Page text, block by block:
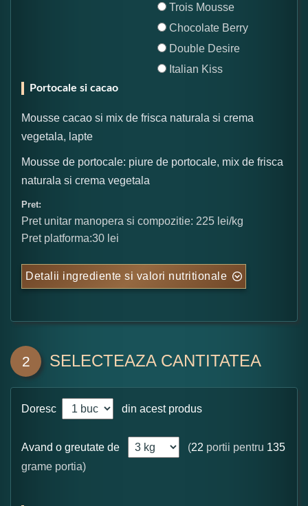
Trois Mousse
Chocolate Berry
Double Desire
Italian Kiss
Portocale si cacao
Mousse cacao si mix de frisca naturala si crema
vegetala, lapte
Mousse de portocale: piure de portocale, mix de frisca
naturala si crema vegetala
Pret:
Pret unitar manopera si compozitie: 225 lei/kg
Pret platforma:30 lei
Detalii ingrediente si valori nutritionale
2 SELECTEAZA CANTITATEA
Doresc din acest produs
Avand o greutate de (22 portii pentru 135
grame portia)